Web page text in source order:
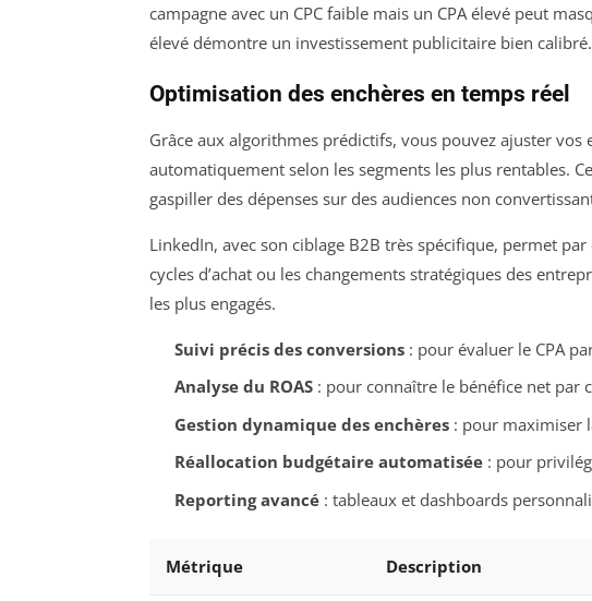
campagne avec un CPC faible mais un CPA élevé peut
élevé démontre un investissement publicitaire bien calibré.
Optimisation des enchères en temps réel
Grâce aux algorithmes prédictifs, vous pouvez ajuster vos
automatiquement selon les segments les plus rentables.
gaspiller des dépenses sur des audiences non
LinkedIn, avec son ciblage B2B très spécifique, permet
cycles d’achat ou les changements stratégiques des
les plus engagés.
Suivi précis des conversions: pour évaluer le CPA
Analyse du ROAS: pour connaître le bénéfice net par
Gestion dynamique des enchères: pour maximiser
Réallocation budgétaire automatisée: pour
Reporting avancé: tableaux et dashboards
Métrique Description